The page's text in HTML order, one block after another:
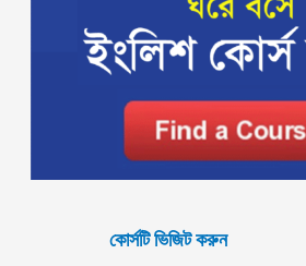
কোর্সটি ভিজিট করুন